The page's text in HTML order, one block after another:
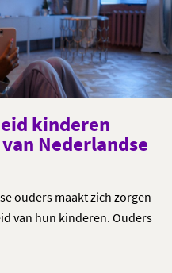
kinderen
Nederlandse
ouders maakt zich zorgen
van hun kinderen. Ouders